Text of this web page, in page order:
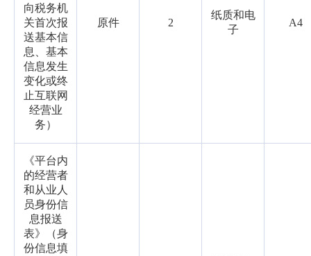
向税务机
关首次报
送基本信
息、基本
信息发生
变化或终
止互联网
经营业
务）
原件 2
纸质和电
子
A4
《平台内
的经营者
和从业人
员身份信
息报送
表》（身
份信息填